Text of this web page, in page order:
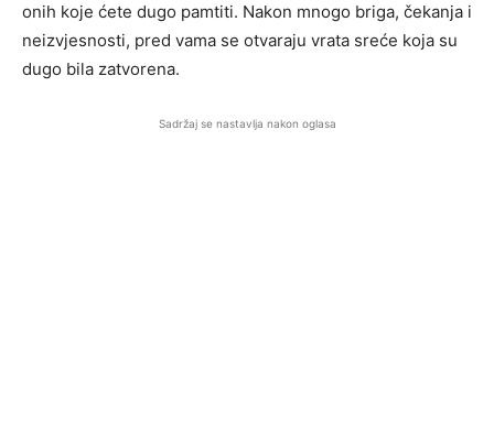
onih koje ćete dugo pamtiti. Nakon mnogo briga, čekanja i
neizvjesnosti, pred vama se otvaraju vrata sreće koja su
dugo bila zatvorena.
Sadržaj se nastavlja nakon oglasa